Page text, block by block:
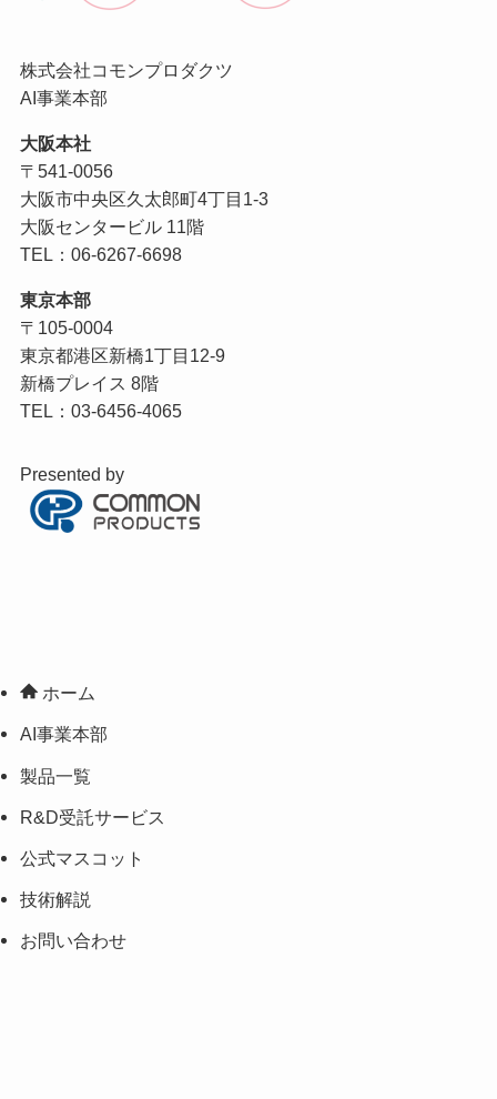
株式会社コモンプロダクツ
AI事業本部
大阪本社
〒541-0056
大阪市中央区久太郎町4丁目1-3
大阪センタービル 11階
TEL：06-6267-6698
東京本部
〒105-0004
東京都港区新橋1丁目12-9
新橋プレイス 8階
TEL：03-6456-4065
Presented by
ホーム
AI事業本部
製品一覧
R&D受託サービス
公式マスコット
技術解説
お問い合わせ